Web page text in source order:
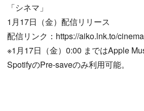
「シネマ」
1月17日（金）配信リリース
配信リンク：https://aiko.lnk.to/cinema
※1月17日（金）0:00 まではApple
SpotifyのPre-saveのみ利用可能。